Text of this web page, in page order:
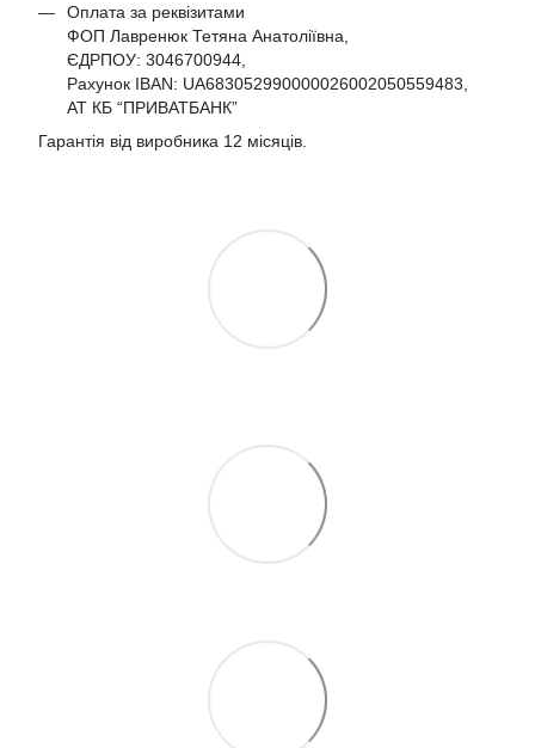
Оплата за реквізитами
ФОП Лавренюк Тетяна Анатоліївна,
ЄДРПОУ: 3046700944
Рахунок IBAN: UA683052990000026002050559483,
АТ КБ “ПРИВАТБАНК”
Гарантія від виробника 12 місяців.